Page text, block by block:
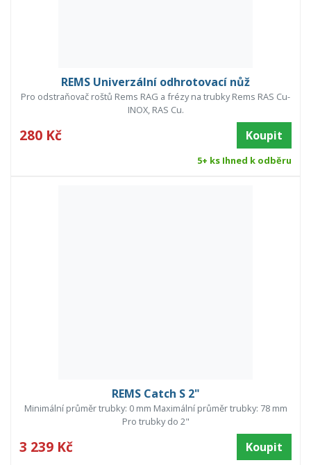
REMS Univerzální odhrotovací nůž
Pro odstraňovač roštů Rems RAG a frézy na trubky Rems RAS Cu-
INOX, RAS Cu.
280 Kč Koupit
5+ ks Ihned k odběru
REMS Catch S 2"
Minimální průměr trubky: 0 mm Maximální průměr trubky: 78 mm
Pro trubky do 2"
3 239 Kč Koupit